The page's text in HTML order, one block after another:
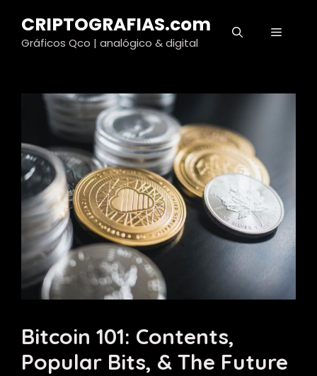
contenido
CRIPTOGRAFIAS.com
Gráficos Qco | analógico & digital
MENÚ
Bitcoin 101: Contents,
Popular Bits, & The Future